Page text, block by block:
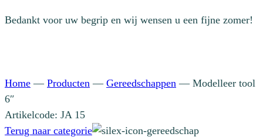
Bedankt voor uw begrip en wij wensen u een fijne zomer!
Home — Producten — Gereedschappen — Modelleer tool
6″
Artikelcode: JA 15
Terug naar categorie